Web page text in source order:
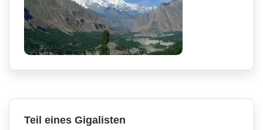
Teil eines Gigalisten